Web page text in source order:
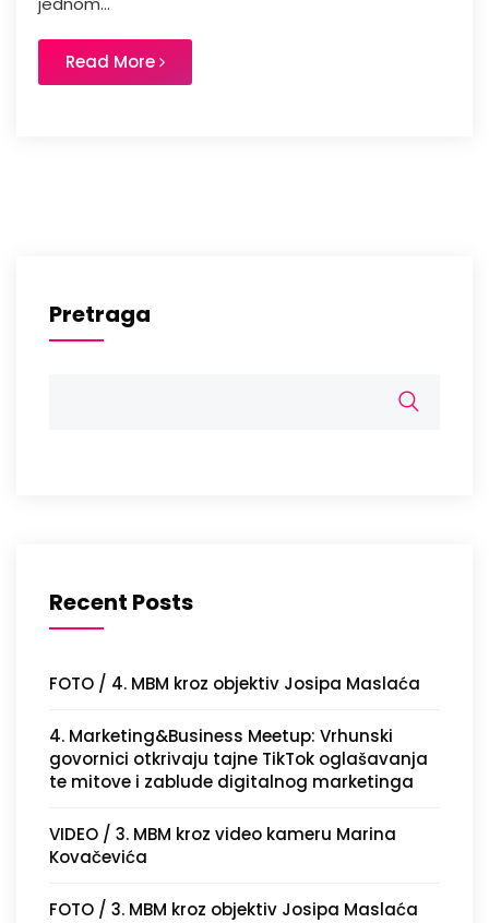
Read More
Pretraga
Recent Posts
FOTO / 4. MBM kroz objektiv Josipa Maslaća
4. Marketing&Business Meetup: Vrhunski
govornici otkrivaju tajne TikTok oglašavanja
te mitove i zablude digitalnog marketinga
VIDEO / 3. MBM kroz video kameru Marina
Kovačevića
FOTO / 3. MBM kroz objektiv Josipa Maslaća